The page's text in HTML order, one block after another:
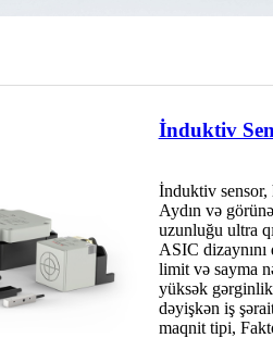
İnduktiv
İnduktiv sensor,
Aydın və
uzunluğu ultra
ASIC
limit və sayma
yüksək
dəyişkən iş
maqnit tipi,